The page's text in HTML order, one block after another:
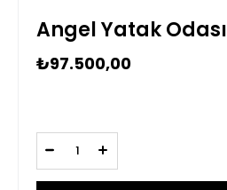
Angel Yatak Odası
₺97.500,00